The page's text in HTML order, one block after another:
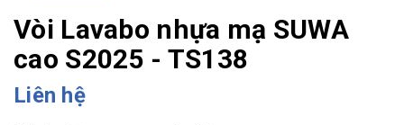
Vòi Lavabo nhựa mạ SUWA
cao S2025 - TS138
Liên hệ